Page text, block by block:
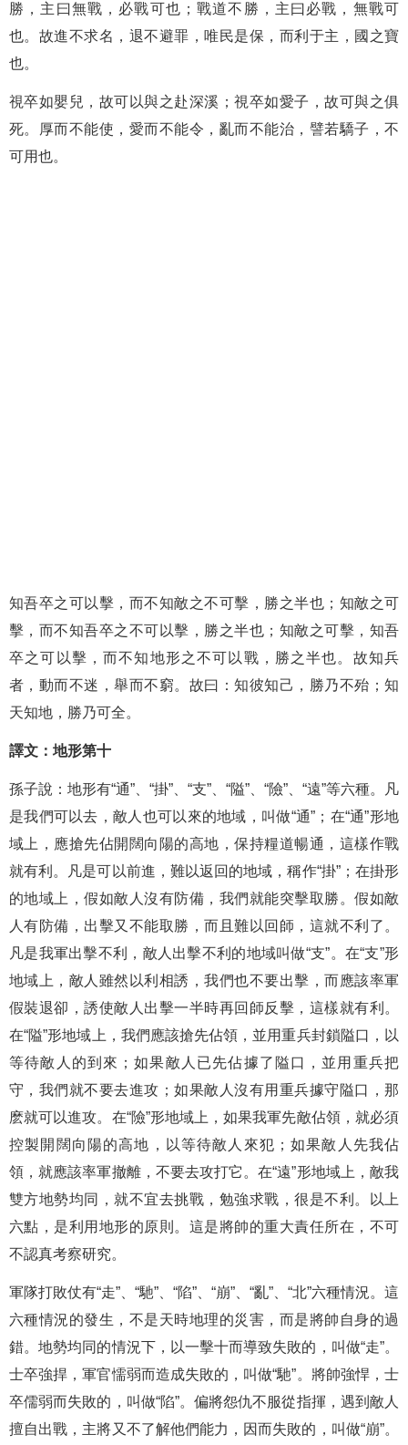
勝，主曰無戰，必戰可也；戰道不勝，主曰必戰，無戰可
也。故進不求名，退不避罪，唯民是保，而利于主，國之寶
也。
視卒如嬰兒，故可以與之赴深溪；視卒如愛子，故可與之俱
死。厚而不能使，愛而不能令，亂而不能治，譬若驕子，不
可用也。
知吾卒之可以擊，而不知敵之不可擊，勝之半也；知敵之可
擊，而不知吾卒之不可以擊，勝之半也；知敵之可擊，知吾
卒之可以擊，而不知地形之不可以戰，勝之半也。故知兵
者，動而不迷，舉而不窮。故曰：知彼知己，勝乃不殆；知
天知地，勝乃可全。
譯文：地形第十
孫子說：地形有“通”、“掛”、“支”、“隘”、“險”、“遠”等六種。凡
是我們可以去，敵人也可以來的地域，叫做“通”；在“通”形地
域上，應搶先佔開闊向陽的高地，保持糧道暢通，這樣作戰
就有利。凡是可以前進，難以返回的地域，稱作“掛”；在掛形
的地域上，假如敵人沒有防備，我們就能突擊取勝。假如敵
人有防備，出擊又不能取勝，而且難以回師，這就不利了。
凡是我軍出擊不利，敵人出擊不利的地域叫做“支”。在“支”形
地域上，敵人雖然以利相誘，我們也不要出擊，而應該率軍
假裝退卻，誘使敵人出擊一半時再回師反擊，這樣就有利。
在“隘”形地域上，我們應該搶先佔領，並用重兵封鎖隘口，以
等待敵人的到來；如果敵人已先佔據了隘口，並用重兵把
守，我們就不要去進攻；如果敵人沒有用重兵據守隘口，那
麽就可以進攻。在“險”形地域上，如果我軍先敵佔領，就必須
控製開闊向陽的高地，以等待敵人來犯；如果敵人先我佔
領，就應該率軍撤離，不要去攻打它。在“遠”形地域上，敵我
雙方地勢均同，就不宜去挑戰，勉強求戰，很是不利。以上
六點，是利用地形的原則。這是將帥的重大責任所在，不可
不認真考察研究。
軍隊打敗仗有“走”、“馳”、“陷”、“崩”、“亂”、“北”六種情況。這
六種情況的發生，不是天時地理的災害，而是將帥自身的過
錯。地勢均同的情況下，以一擊十而導致失敗的，叫做“走”。
士卒強捍，軍官懦弱而造成失敗的，叫做“馳”。將帥強悍，士
卒儒弱而失敗的，叫做“陷”。偏將怨仇不服從指揮，遇到敵人
擅自出戰，主將又不了解他們能力，因而失敗的，叫做“崩”。